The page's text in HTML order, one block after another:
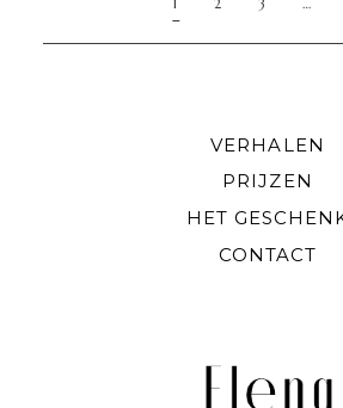
VERHALEN
PRIJZEN
HET
CONTACT